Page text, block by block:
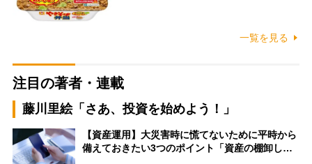
一覧を見る
注目の著者・連載
藤川里絵「さあ、投資を始めよう！」
【資産運用】大災害時に慌てないために平時から
備えておきたい3つのポイント「資産の棚卸し…